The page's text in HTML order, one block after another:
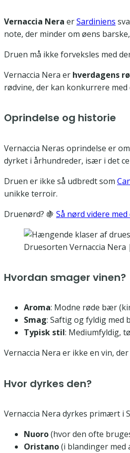
Vernaccia Nera erSardiniens
note, der minder om øens
Druen må ikke forveksles med
Vernaccia Nera er hverdagens
rødvine, der kan konkurrere med
Oprindelse og historie
Vernaccia Neras oprindelse er
dyrket i århundreder, især i det
Druen er ikke så udbredt som
unikke terroir.
Druenørd? 🍇 Så nørd videre
Druesorten Vernaccia
Hvordan smager vinen?
Aroma: Modne røde bær
Smag: Saftig og fyldig med
Typisk stil: Mediumfyldig,
Vernaccia Nera er ikke en vin,
Hvor dyrkes den?
Vernaccia Nera dyrkes primært i
Nuoro(hvor den ofte
Oristano(i blandinger med